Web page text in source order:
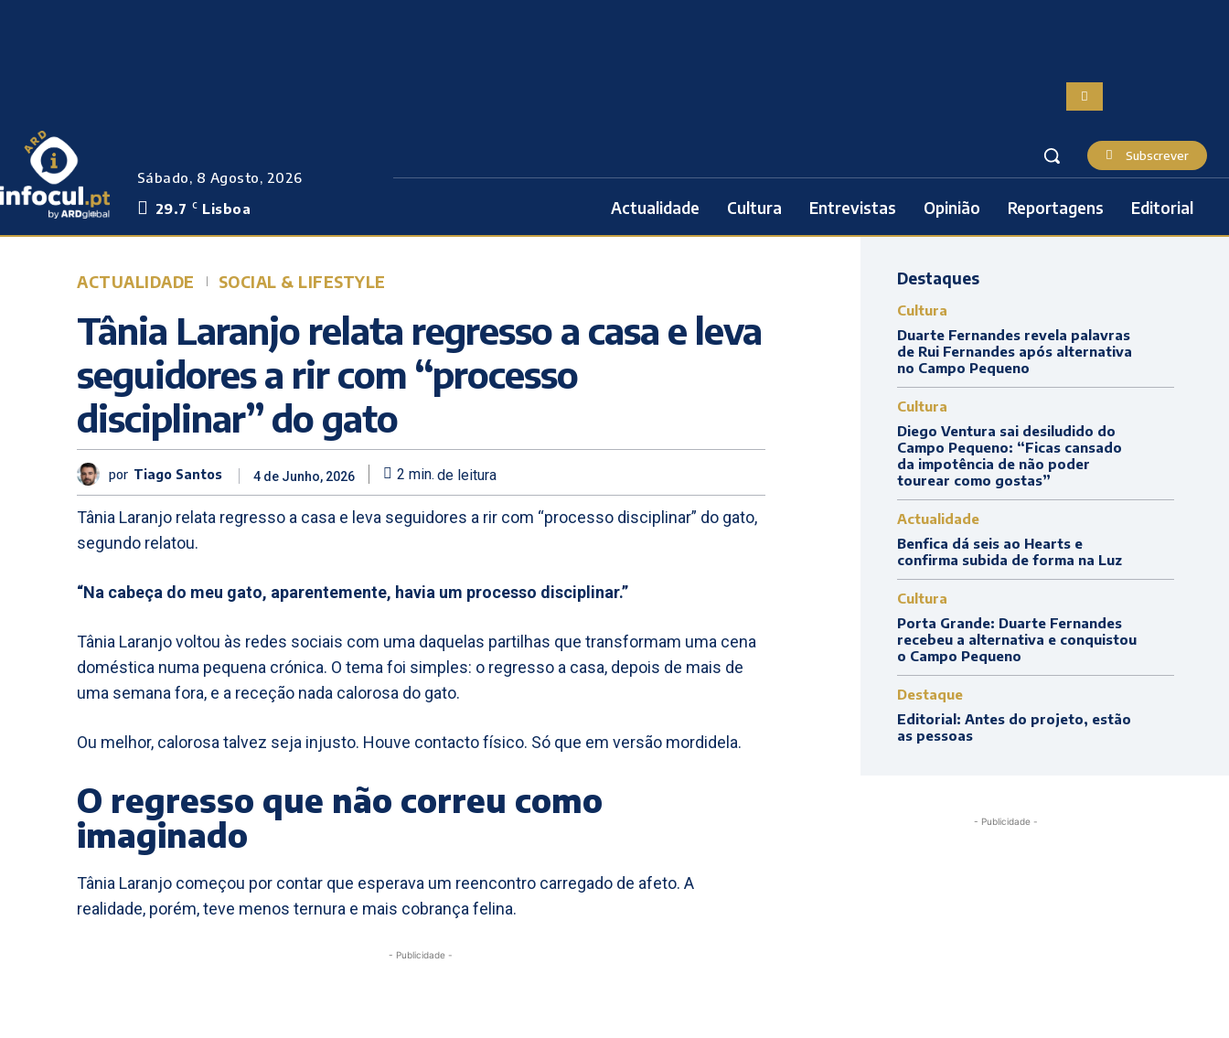
Sábado, 8 Agosto, 2026
29.7
C Lisboa
Subscrever
Actualidade Cultura Entrevistas Opinião Reportagens Editorial
ACTUALIDADE SOCIAL & LIFESTYLE
Tânia Laranjo relata regresso a casa e leva
seguidores a rir com “processo
disciplinar” do gato
por Tiago Santos 4 de Junho, 2026 2 min. de leitura
Tânia Laranjo relata regresso a casa e leva seguidores a rir com “processo disciplinar” do gato,
segundo relatou.
“Na cabeça do meu gato, aparentemente, havia um processo disciplinar.”
Tânia Laranjo voltou às redes sociais com uma daquelas partilhas que transformam uma cena
doméstica numa pequena crónica. O tema foi simples: o regresso a casa, depois de mais de
uma semana fora, e a receção nada calorosa do gato.
Ou melhor, calorosa talvez seja injusto. Houve contacto físico. Só que em versão mordidela.
O regresso que não correu como
imaginado
Tânia Laranjo começou por contar que esperava um reencontro carregado de afeto. A
realidade, porém, teve menos ternura e mais cobrança felina.
- Publicidade -
Destaques
Cultura
Duarte Fernandes revela palavras
de Rui Fernandes após alternativa
no Campo Pequeno
Cultura
Diego Ventura sai desiludido do
Campo Pequeno: “Ficas cansado
da impotência de não poder
tourear como gostas”
Actualidade
Benfica dá seis ao Hearts e
confirma subida de forma na Luz
Cultura
Porta Grande: Duarte Fernandes
recebeu a alternativa e conquistou
o Campo Pequeno
Destaque
Editorial: Antes do projeto, estão
as pessoas
- Publicidade -